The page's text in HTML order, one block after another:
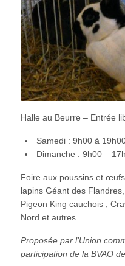
Halle au Beurre – Entrée
Samedi : 9h00 à
Dimanche : 9h00 –
Foire aux poussins et
lapins Géant des
Pigeon King cauchois ,
Nord et autres.
Proposée par l’Union
participation de la BVAO